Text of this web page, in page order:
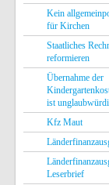
Kein
für Kirchen
Staatliches
reformieren
Übernahme der
ist
Kfz Maut
Leserbrief